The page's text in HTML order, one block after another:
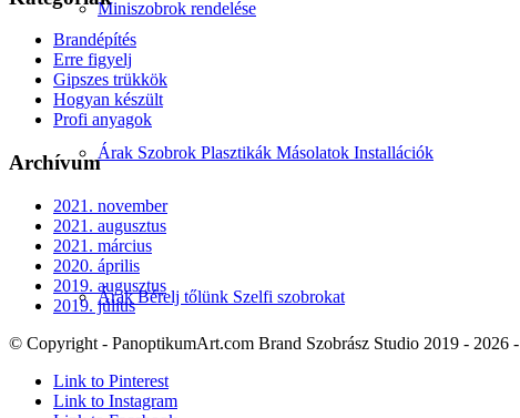
Miniszobrok rendelése
Árak Szobrok Plasztikák Másolatok Installációk
Árak Bérelj tőlünk Szelfi szobrokat
Brandépítés
Erre figyelj
Gipszes trükkök
Hogyan készült
Profi anyagok
Archívum
2021. november
2021. augusztus
2021. március
2020. április
2019. augusztus
2019. július
© Copyright - PanoptikumArt.com Brand Szobrász Studio 2019 - 2026 -
Link to Pinterest
Link to Instagram